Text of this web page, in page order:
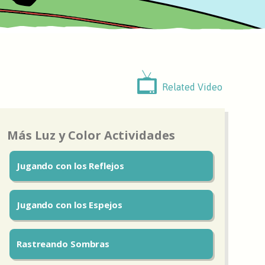
Related Video
Más Luz y Color Actividades
Jugando con los Reflejos
Jugando con los Espejos
Rastreando Sombras